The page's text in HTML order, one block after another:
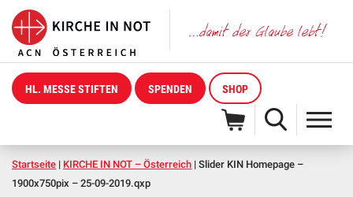
HL. MESSE STIFTEN SPENDEN SHOP
Startseite | KIRCHE IN NOT – Österreich | Slider KIN Homepage –
1900x750pix – 25-09-2019.qxp